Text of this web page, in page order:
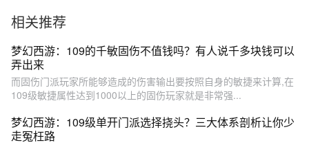
相关推荐
梦幻西游：109的千敏固伤不值钱吗？有人说千多块钱可以
弄出来
而固伤门派玩家所能够造成的伤害输出要按照自身的敏捷来计算,在
109级敏捷属性达到1000以上的固伤玩家就是非常强...
梦幻西游：109级单开门派选择挠头？三大体系剖析让你少
走冤枉路